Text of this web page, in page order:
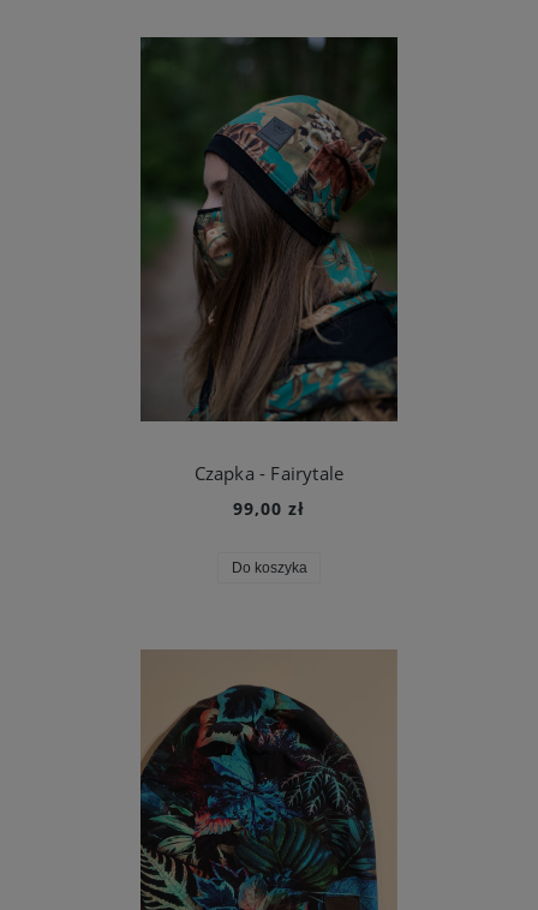
Czapka - Fairytale
99,00 zł
Do koszyka